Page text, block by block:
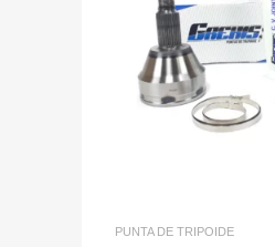
PUNTA DE TRIPOIDE